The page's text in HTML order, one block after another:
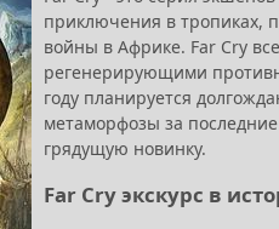
приключения в тропиках,
войны в Африке. Far Cry
регенерирующими
году планируется
метаморфозы за
грядущую новинку.
Far Cry экскурс в